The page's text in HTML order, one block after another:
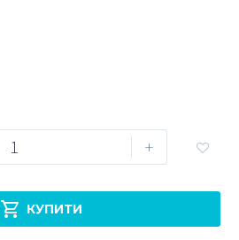
+
 КУПИТИ
